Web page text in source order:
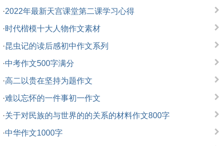
·2022年最新天宫课堂第二课学习心得
·时代楷模十大人物作文素材
·昆虫记的读后感初中作文系列
·中考作文500字满分
·高二以贵在坚持为题作文
·难以忘怀的一件事初一作文
·关于对民族的与世界的的关系的材料作文800字
·中华作文1000字